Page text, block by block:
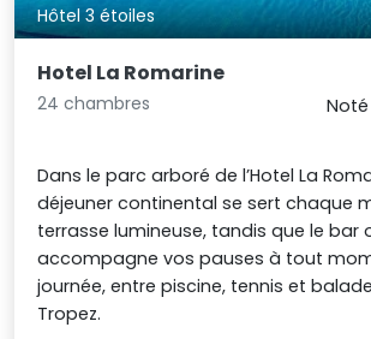
Hôtel 3 étoiles
Hotel La Romarine
24 chambres
Dans le parc arboré de l’Hotel La
déjeuner continental se sert chaque
terrasse lumineuse, tandis que le bar
accompagne vos pauses à tout
journée, entre piscine, tennis et
Tropez.